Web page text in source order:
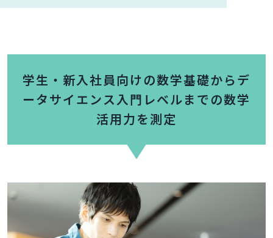
学生・新入社員向けの数学基礎からデ
ータサイエンス入門レベルまでの数学
活用力を測定